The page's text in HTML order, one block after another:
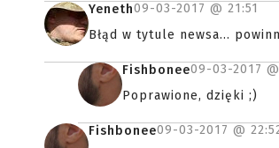
Yeneth09-03-2017 @ 21:51
Błąd w tytule newsa...
Fishbonee09-03-2017 @
Poprawione, dzięki ;)
Fishbonee09-03-2017 @